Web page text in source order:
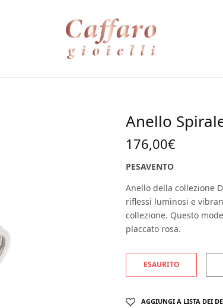
Anello
176,00€
PESAVENTO
Anello della collezione
riflessi luminosi e
collezione. Questo
placcato rosa.
ESAURITO
AGGIUNGI A LISTA DEI